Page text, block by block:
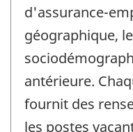
d'assurance-
géographique,
antérieure.
fournit des
les postes